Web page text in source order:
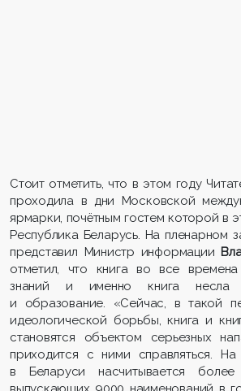
Стоит отметить, что в этом году
проходила в дни Московской
ярмарки, почётным гостем которой в
Республика Беларусь. На пленарном
представил Министр информации
отметил, что книга во все
знаний и именно книга несла
и образование. «Сейчас, в такой
идеологической борьбы, книга и
становятся объектом серьезных
приходится с ними справляться. На
в Беларуси насчитывается более